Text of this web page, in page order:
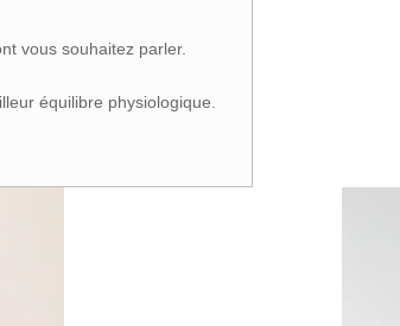
vous souhaitez parler.
équilibre physiologique.